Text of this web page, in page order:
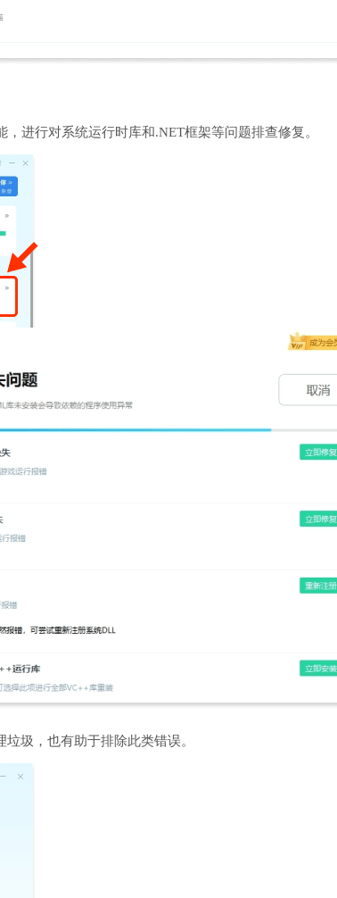
，进行对系统运行时库和.NET框架等问题排查修复。
圾，也有助于排除此类错误。